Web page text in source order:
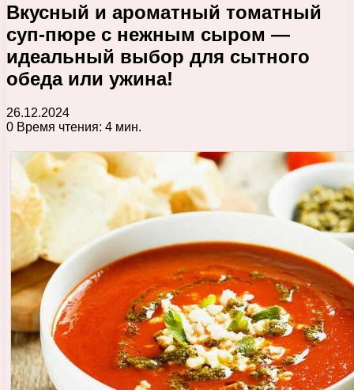
Вкусный и ароматный томатный
суп-пюре с нежным сыром —
идеальный выбор для сытного
обеда или ужина!
26.12.2024
0 Время чтения: 4 мин.